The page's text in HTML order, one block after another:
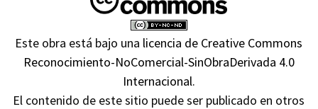
Este obra está bajo una licencia de Creative Commons
Reconocimiento-NoComercial-SinObraDerivada 4.0
Internacional.
El contenido de este sitio puede ser publicado en otros